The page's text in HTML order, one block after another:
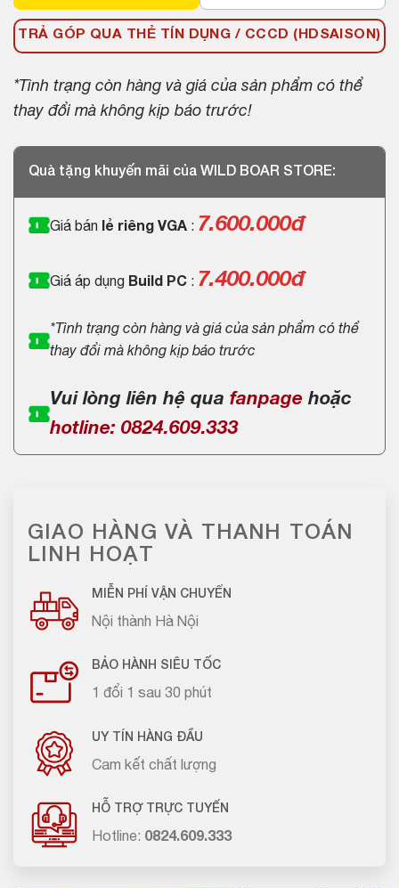
TRẢ GÓP QUA THẺ TÍN DỤNG / CCCD (HDSAISON)
*Tình trạng còn hàng và giá của sản phẩm có thể
thay đổi mà không kịp báo trước!
Quà tặng khuyến mãi của WILD BOAR STORE:
Giá bán lẻ riêng VGA : 7.600.000đ
Giá áp dụng Build PC : 7.400.000đ
*Tình trạng còn hàng và giá của sản phẩm có thể
thay đổi mà không kịp báo trước
Vui lòng liên hệ qua fanpage hoặc
hotline: 0824.609.333
GIAO HÀNG VÀ THANH TOÁN
LINH HOẠT
MIỄN PHÍ VẬN CHUYỂN
Nội thành Hà Nội
BẢO HÀNH SIÊU TỐC
1 đổi 1 sau 30 phút
UY TÍN HÀNG ĐẦU
Cam kết chất lượng
HỖ TRỢ TRỰC TUYẾN
Hotline: 0824.609.333